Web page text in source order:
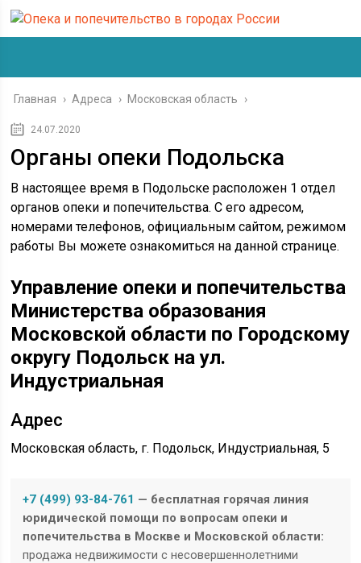
Главная › Адреса › Московская область ›
24.07.2020
Органы опеки Подольска
В настоящее время в Подольске расположен 1 отдел
органов опеки и попечительства. С его адресом,
номерами телефонов, официальным сайтом, режимом
работы Вы можете ознакомиться на данной странице.
Управление опеки и попечительства
Министерства образования
Московской области по Городскому
округу Подольск на ул.
Индустриальная
Адрес
Московская область, г. Подольск, Индустриальная, 5
+7 (499) 93-84-761 — бесплатная горячая линия
юридической помощи по вопросам опеки и
попечительства в Москве и Московской области:
продажа недвижимости с несовершеннолетними